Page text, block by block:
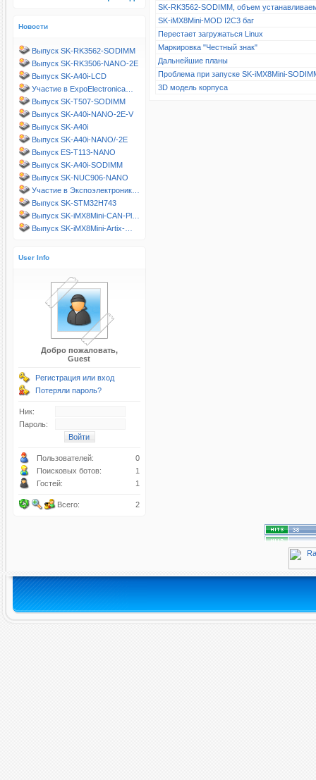
Новости
Выпуск SK-RK3562-SODIMM
Выпуск SK-RK3506-NANO-2E
Выпуск SK-A40i-LCD
Участие в ExpoElectronica…
Выпуск SK-T507-SODIMM
Выпуск SK-A40i-NANO-2E-V
Выпуск SK-A40i
Выпуск SK-A40i-NANO/-2E
Выпуск ES-T113-NANO
Выпуск SK-A40i-SODIMM
Выпуск SK-NUC906-NANO
Участие в Экспоэлектроник…
Выпуск SK-STM32H743
Выпуск SK-iMX8Mini-CAN-Pl…
Выпуск SK-iMX8Mini-Artix-…
User Info
Добро пожаловать,
Guest
Регистрация или вход
Потеряли пароль?
Ник:
Пароль:
Пользователей:
0
Поисковых ботов:
1
Гостей:
1
Всего: 2
SK-RK3562-SODIMM, объем
SK-iMX8Mini-MOD I2C3 баг
Перестает загружаться Linux
Маркировка "Честный знак"
Дальнейшие планы
Проблема при запуске SK-iMX8Mini-
3D модель корпуса